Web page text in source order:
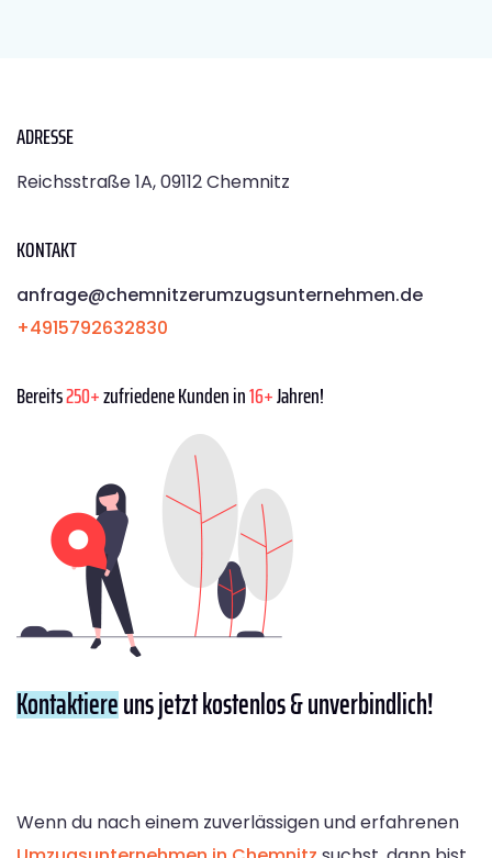
ADRESSE
Reichsstraße 1A, 09112 Chemnitz
KONTAKT
anfrage@chemnitzerumzugsunternehmen.de
+4915792632830
Bereits250+zufriedene Kunden in16+Jahren!
Kontaktiereuns jetzt kostenlos & unverbindlich!
Wenn du nach einem zuverlässigen und erfahrenen